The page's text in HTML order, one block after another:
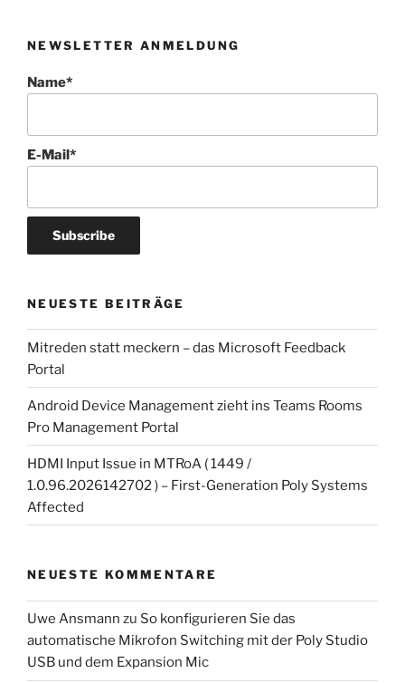
NEWSLETTER ANMELDUNG
Name*
E-Mail*
NEUESTE BEITRÄGE
Mitreden statt meckern – das Microsoft Feedback
Portal
Android Device Management zieht ins Teams Rooms
Pro Management Portal
HDMI Input Issue in MTRoA ( 1449 /
1.0.96.2026142702 ) – First-Generation Poly Systems
Affected
NEUESTE KOMMENTARE
Uwe Ansmann zu So konfigurieren Sie das
automatische Mikrofon Switching mit der Poly Studio
USB und dem Expansion Mic